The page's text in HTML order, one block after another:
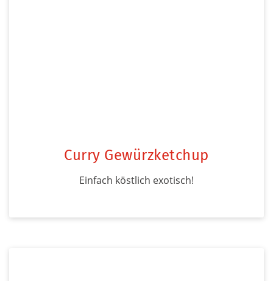
Curry Gewürzketchup
Einfach köstlich exotisch!